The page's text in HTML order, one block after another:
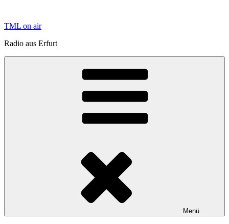
springen
TML on air
Radio aus Erfurt
Menü